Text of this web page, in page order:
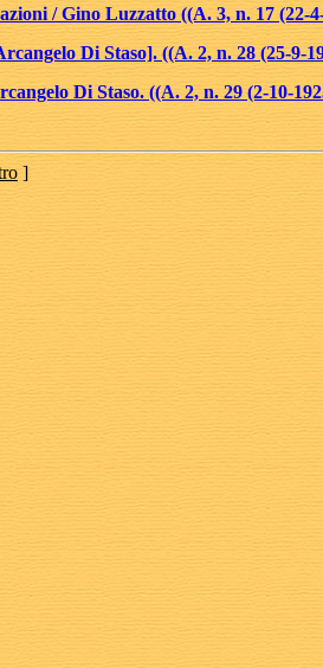
/ Gino Luzzatto ((A. 3, n. 17 (22-
Di Staso]. ((A. 2, n. 28 (25-9-
Di Staso. ((A. 2, n. 29 (2-10-
]